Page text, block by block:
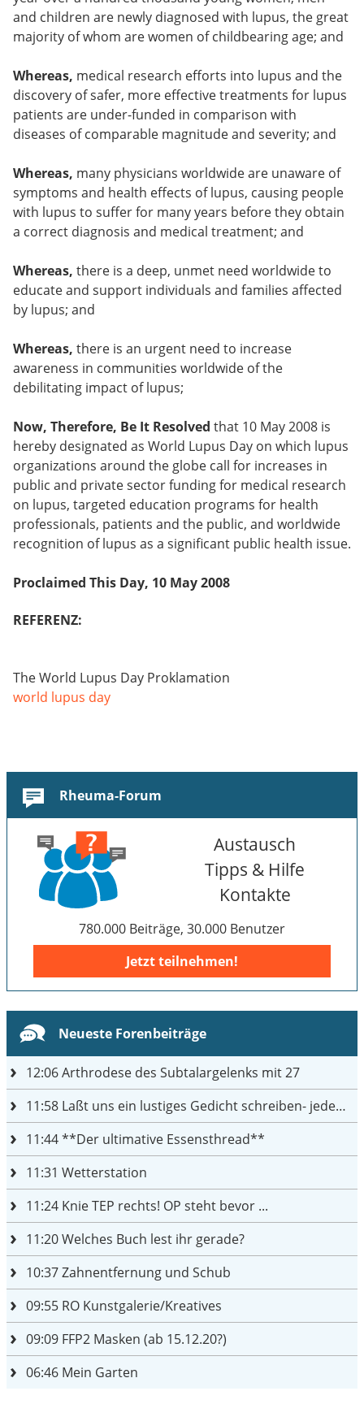
and children are newly diagnosed with lupus, the great
majority of whom are women of childbearing age; and
Whereas, medical research efforts into lupus and the
discovery of safer, more effective treatments for lupus
patients are under-funded in comparison with
diseases of comparable magnitude and severity; and
Whereas, many physicians worldwide are unaware of
symptoms and health effects of lupus, causing people
with lupus to suffer for many years before they obtain
a correct diagnosis and medical treatment; and
Whereas, there is a deep, unmet need worldwide to
educate and support individuals and families affected
by lupus; and
Whereas, there is an urgent need to increase
awareness in communities worldwide of the
debilitating impact of lupus;
Now, Therefore, Be It Resolved that 10 May 2008 is
hereby designated as World Lupus Day on which lupus
organizations around the globe call for increases in
public and private sector funding for medical research
on lupus, targeted education programs for health
professionals, patients and the public, and worldwide
recognition of lupus as a significant public health issue.
Proclaimed This Day, 10 May 2008
REFERENZ:
The World Lupus Day Proklamation
world lupus day
Rheuma-Forum
Austausch
Tipps & Hilfe
Kontakte
780.000 Beiträge, 30.000 Benutzer
Jetzt teilnehmen!
Neueste Forenbeiträge
12:06Arthrodese des Subtalargelenks mit 27
11:58 Laßt uns ein lustiges Gedicht schreiben- jeder einen Satz
11:44**Der ultimative Essensthread**
11:31 Wetterstation
11:24 Knie TEP rechts! OP steht bevor ...
11:20Welches Buch lest ihr gerade?
10:37Zahnentfernung und Schub
09:55 RO Kunstgalerie/Kreatives
09:09 FFP2 Masken (ab 15.12.20?)
06:46 Mein Garten